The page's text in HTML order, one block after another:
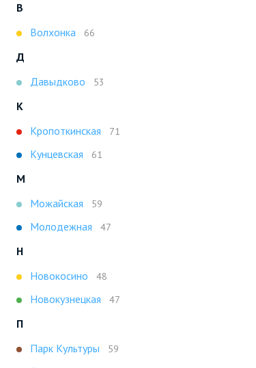
В
Волхонка
66
Д
Давыдково
53
К
Кропоткинская
71
Кунцевская 61
М
Можайская
59
Молодежная 47
Н
Новокосино
48
Новокузнецкая 47
П
Парк Культуры
59